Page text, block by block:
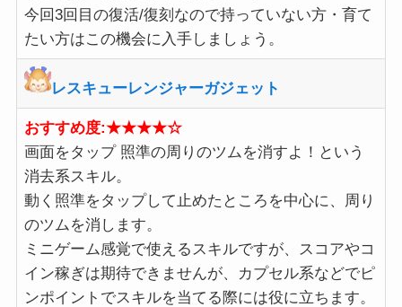
今回3回目の復活/復刻なので持っていない方・育て
たい方はこの機会に入手しましょう。
レスキューレンジャーガジェット
おすすめ度:★★★★☆
画面をタップ 照準の周りのツムを消すよ！という
消去系スキル。
動く照準をタップして止めたところを中心に、周り
のツムを消します。
ミニゲーム感覚で使えるスキルですが、スコアやコ
イン稼ぎは期待できませんが、カプセル系などでピ
ンポイントでスキルを当てる際には役に立ちます。